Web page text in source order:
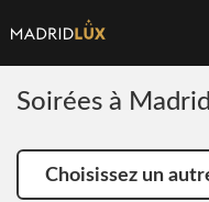
Soirées à Madrid
Choisissez